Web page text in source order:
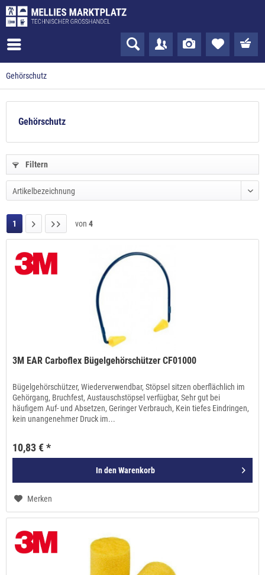
Gehörschutz
Gehörschutz
Filtern
1 von 4
3M EAR Carboflex Bügelgehörschützer CF01000
Bügelgehörschützer, Wiederverwendbar, Stöpsel sitzen oberflächlich im
Gehörgang, Bruchfest, Austauschstöpsel verfügbar, Sehr gut bei
häufigem Auf- und Absetzen, Geringer Verbrauch, Kein tiefes Eindringen,
kein unangenehmer Druck im...
10,83 € *
In denWarenkorb
Merken